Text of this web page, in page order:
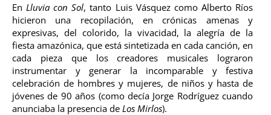
En Lluvia con Sol, tanto Luis Vásquez como Alberto Ríos
hicieron una recopilación, en crónicas amenas y
expresivas, del colorido, la vivacidad, la alegría de la
fiesta amazónica, que está sintetizada en cada canción, en
cada pieza que los creadores musicales lograron
instrumentar y generar la incomparable y festiva
celebración de hombres y mujeres, de niños y hasta de
jóvenes de 90 años (como decía Jorge Rodríguez cuando
anunciaba la presencia de Los Mirlos).